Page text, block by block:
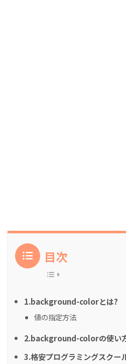
目次
1.background-colorとは?
値の指定方法
2.background-colorの使い
3.格安プログラミングスクー